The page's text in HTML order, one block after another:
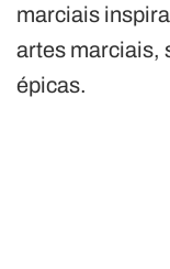
marciais
artes marciais,
épicas.